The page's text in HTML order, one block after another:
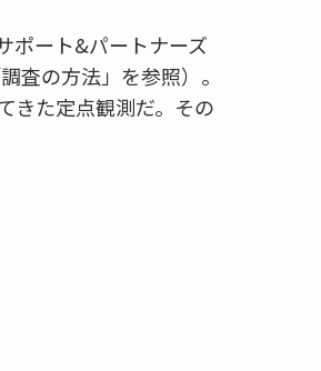
ポート&パートナーズ
査の方法」を参照）。
きた定点観測だ。その